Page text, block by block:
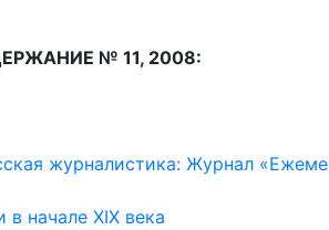
№ 11, 2008:
журналистика: Журнал
начале XIX века